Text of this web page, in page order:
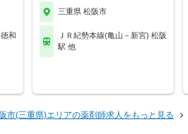
和
三重県 松阪市
ＪＲ紀勢本線(亀山－新宮) 松阪
駅 他
市(三重県)エリアの薬剤師求人をもっと見る